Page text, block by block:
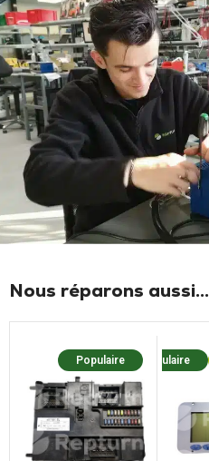
Nous réparons aussi...
Populaire Populaire